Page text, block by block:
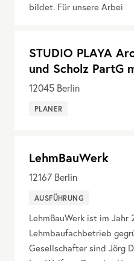
bildet. Für unsere Arbei
STUDIO PLAYA
und Scholz PartG
12045 Berlin
PLANER
LehmBauWerk
12167 Berlin
AUSFÜHRUNG
LehmBauWerk ist im Jahr
Lehmbaufachbetrieb
Gesellschafter sind Jörg